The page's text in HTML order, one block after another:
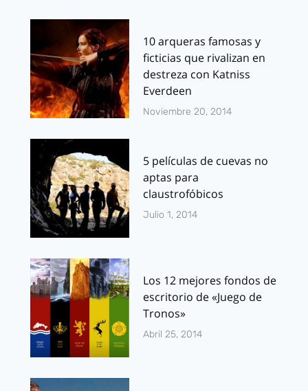
10 arqueras famosas y
ficticias que rivalizan en
destreza con Katniss
Everdeen
Noviembre 20, 2014
5 películas de cuevas no
aptas para
claustrofóbicos
Julio 1, 2014
Los 12 mejores fondos de
escritorio de «Juego de
Tronos»
Abril 25, 2014